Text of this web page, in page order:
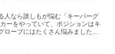
人なら誰しもが悩む「キーパーグ
ーをやっていて、ポジションはキ
ローブにはたくさん悩みました。